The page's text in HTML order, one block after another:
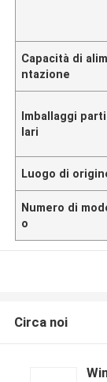
Capacità di
ntazione
Imballaggi
lari
Luogo di
Numero di
o
Circa noi